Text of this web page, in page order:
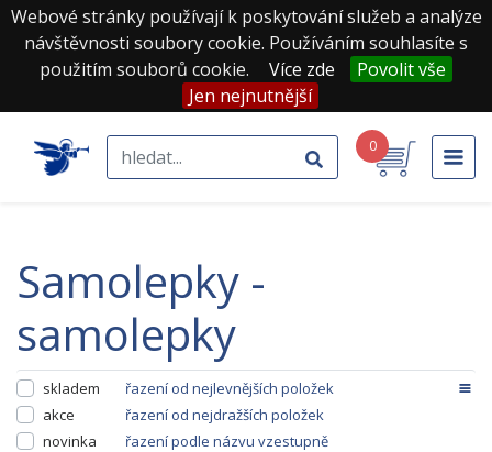
Webové stránky používají k poskytování služeb a analýze
návštěvnosti soubory cookie. Používáním souhlasíte s
použitím souborů cookie.
Více zde
Povolit vše
Jen nejnutnější
0
samolepky -
samolepky
skladem
akce
novinka
řazení od nejlevnějších položek
řazení od nejdražších položek
řazení podle názvu vzestupně